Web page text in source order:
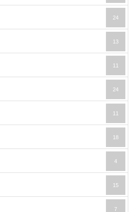
24
13
11
24
11
18
4
15
7